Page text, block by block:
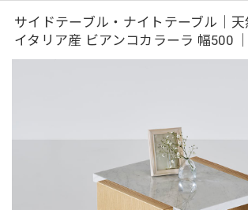
サイドテーブル・ナイトテーブル｜
イタリア産 ビアンコカラーラ 幅500